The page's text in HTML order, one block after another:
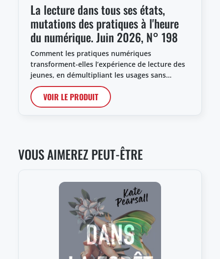
La lecture dans tous ses états,
mutations des pratiques à l'heure
du numérique. Juin 2026, N° 198
Comment les pratiques numériques
transforment-elles l’expérience de lecture des
jeunes, en démultipliant les usages sans…
VOIR LE PRODUIT
VOUS AIMEREZ PEUT-ÊTRE